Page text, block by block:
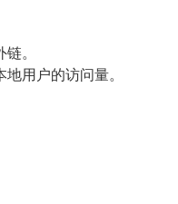
。
用户的访问量。